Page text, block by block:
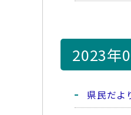
2023年
県民だよ